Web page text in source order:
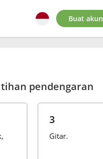
Buat akun
pendengaran
3
Gitar.